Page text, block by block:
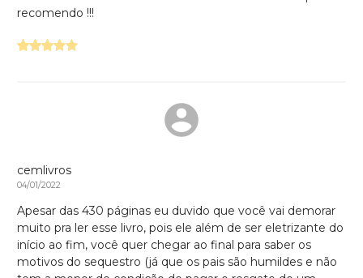
recomendo !!!
cemlivros
04/01/2022
Apesar das 430 páginas eu duvido que você vai demorar
muito pra ler esse livro, pois ele além de ser eletrizante do
início ao fim, você quer chegar ao final para saber os
motivos do sequestro (já que os pais são humildes e não